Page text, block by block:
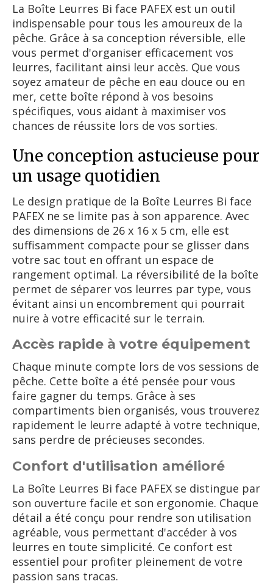
La Boîte Leurres Bi face PAFEX est un outil
indispensable pour tous les amoureux de la
pêche. Grâce à sa conception réversible, elle
vous permet d'organiser efficacement vos
leurres, facilitant ainsi leur accès. Que vous
soyez amateur de pêche en eau douce ou en
mer, cette boîte répond à vos besoins
spécifiques, vous aidant à maximiser vos
chances de réussite lors de vos sorties.
Une conception astucieuse pour
un usage quotidien
Le design pratique de la Boîte Leurres Bi face
PAFEX ne se limite pas à son apparence. Avec
des dimensions de 26 x 16 x 5 cm, elle est
suffisamment compacte pour se glisser dans
votre sac tout en offrant un espace de
rangement optimal. La réversibilité de la boîte
permet de séparer vos leurres par type, vous
évitant ainsi un encombrement qui pourrait
nuire à votre efficacité sur le terrain.
Accès rapide à votre équipement
Chaque minute compte lors de vos sessions de
pêche. Cette boîte a été pensée pour vous
faire gagner du temps. Grâce à ses
compartiments bien organisés, vous trouverez
rapidement le leurre adapté à votre technique,
sans perdre de précieuses secondes.
Confort d'utilisation amélioré
La Boîte Leurres Bi face PAFEX se distingue par
son ouverture facile et son ergonomie. Chaque
détail a été conçu pour rendre son utilisation
agréable, vous permettant d'accéder à vos
leurres en toute simplicité. Ce confort est
essentiel pour profiter pleinement de votre
passion sans tracas.